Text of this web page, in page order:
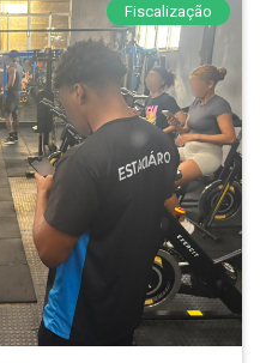
Fiscalização